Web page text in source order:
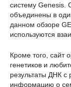
систему Genesis.
объединены в
данном обзоре
используются
Кроме того, сайт
генетиков и
результаты ДНК с
информацию о